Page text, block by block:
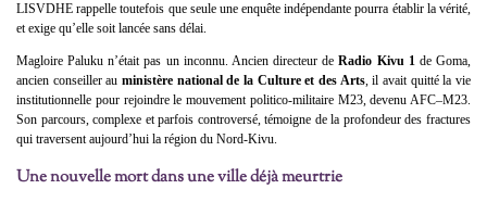
LISVDHE rappelle toutefois que seule une enquête indépendante pourra établir la vérité,
et exige qu’elle soit lancée sans délai.
Magloire Paluku n’était pas un inconnu. Ancien directeur deRadio Kivu 1 de Goma,
ancien conseiller au ministère national de la Culture et des Arts, il avait quitté la vie
institutionnelle pour rejoindre le mouvement politico-militaire M23, devenu AFC–M23.
Son parcours, complexe et parfois controversé, témoigne de la profondeur des fractures
qui traversent aujourd’hui la région du Nord-Kivu.
Une nouvelle mort dans une ville déjà meurtrie